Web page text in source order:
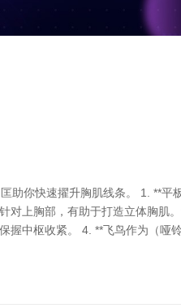
助你快速擢升胸肌线条。 1. **平
对上胸部，有助于打造立体胸肌
握中枢收紧。 4. **飞鸟作为（哑